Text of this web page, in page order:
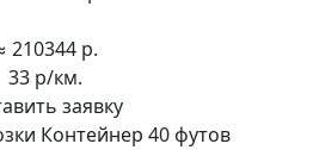
210344 р.
33 р/км.
заявку
Контейнер 40 футов